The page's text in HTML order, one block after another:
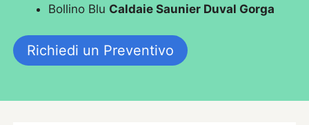
Bollino Blu Caldaie Saunier Duval Gorga
Richiedi un Preventivo